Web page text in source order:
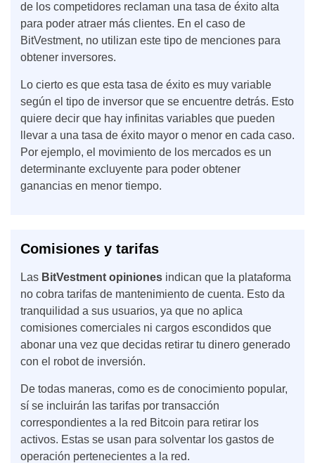
de los competidores reclaman una tasa de éxito alta
para poder atraer más clientes. En el caso de
BitVestment, no utilizan este tipo de menciones para
obtener inversores.
Lo cierto es que esta tasa de éxito es muy variable
según el tipo de inversor que se encuentre detrás. Esto
quiere decir que hay infinitas variables que pueden
llevar a una tasa de éxito mayor o menor en cada caso.
Por ejemplo, el movimiento de los mercados es un
determinante excluyente para poder obtener
ganancias en menor tiempo.
Comisiones y tarifas
Las BitVestment opiniones indican que la plataforma
no cobra tarifas de mantenimiento de cuenta. Esto da
tranquilidad a sus usuarios, ya que no aplica
comisiones comerciales ni cargos escondidos que
abonar una vez que decidas retirar tu dinero generado
con el robot de inversión.
De todas maneras, como es de conocimiento popular,
sí se incluirán las tarifas por transacción
correspondientes a la red Bitcoin para retirar los
activos. Estas se usan para solventar los gastos de
operación pertenecientes a la red.